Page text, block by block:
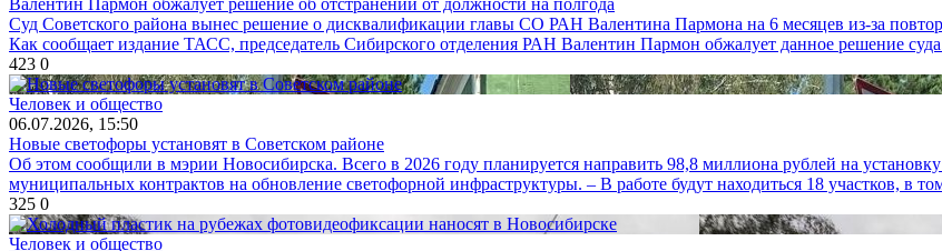
Валентин Пармон обжалует решение об отстранении от должности на полгода
Суд Советского района вынес решение о дисквалификации главы СО РАН Валентина Пармона на 6 месяцев из-за
Как сообщает издание ТАСС, председатель Сибирского отделения РАН Валентин Пармон обжалует данное решение
423 0
Человек и общество
06.07.2026, 15:50
Новые светофоры установят в Советском районе
Об этом сообщили в мэрии Новосибирска. Всего в 2026 году планируется направить 98,8 миллиона рублей на
муниципальных контрактов на обновление светофорной инфраструктуры. – В работе будут находиться 18 участков, в
325 0
Человек и общество